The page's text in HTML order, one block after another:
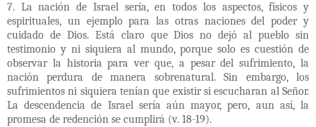
7. La nación de Israel sería, en todos los aspectos, físicos y
espirituales, un ejemplo para las otras naciones del poder y
cuidado de Dios. Está claro que Dios no dejó al pueblo sin
testimonio y ni siquiera al mundo, porque solo es cuestión de
observar la historia para ver que, a pesar del sufrimiento, la
nación perdura de manera sobrenatural. Sin embargo, los
sufrimientos ni siquiera tenían que existir si escucharan al Señor.
La descendencia de Israel sería aún mayor, pero, aun así, la
promesa de redención se cumplirá (v. 18-19).